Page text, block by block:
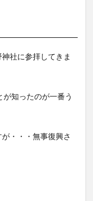
社に参拝してきま
知ったのが一番う
・・・無事復興さ